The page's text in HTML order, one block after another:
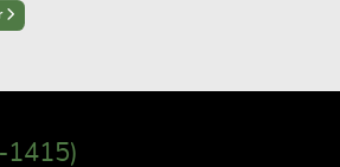
Neugliederung des Gutsarchivs
Recht und Eigentum (Kapitel 2)
1415)